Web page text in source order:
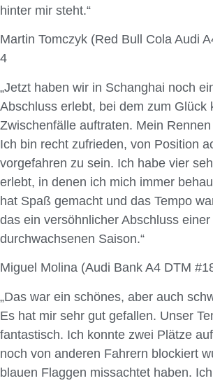
hinter mir steht.“
Martin Tomczyk (Red Bull Cola Audi
4
„Jetzt haben wir in Schanghai noch
Abschluss erlebt, bei dem zum Glück
Zwischenfälle auftraten. Mein
Ich bin recht zufrieden, von Position
vorgefahren zu sein. Ich habe vier
erlebt, in denen ich mich immer
hat Spaß gemacht und das Tempo
das ein versöhnlicher Abschluss
durchwachsenen Saison.“
Miguel Molina (Audi Bank A4 DTM
„Das war ein schönes, aber auch
Es hat mir sehr gut gefallen. Unser
fantastisch. Ich konnte zwei Plätze
noch von anderen Fahrern blockiert
blauen Flaggen missachtet haben.